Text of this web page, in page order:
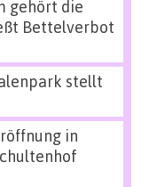
gehört die
Bettelverbot
stellt
in